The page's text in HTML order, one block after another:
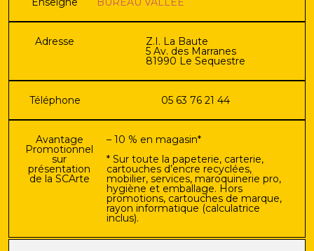
Adresse Z.I. La Baute
5 Av. des Marranes
81990 Le Sequestre
Téléphone 05 63 76 21 44
Avantage
Promotionnel
sur
présentation
de la SCArte
– 10 % en magasin*
* Sur toute la papeterie, carterie,
cartouches d’encre recyclées,
mobilier, services, maroquinerie pro,
hygiène et emballage. Hors
promotions, cartouches de marque,
rayon informatique (calculatrice
inclus).